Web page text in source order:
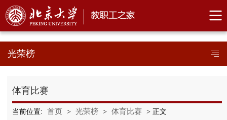
光荣榜
体育比赛
当前位置: 首页 > 光荣榜 > 体育比赛 > 正文